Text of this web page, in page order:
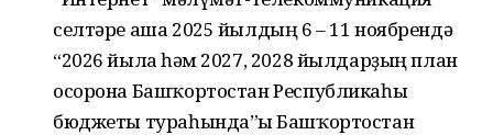
селтәре аша 2025 йылдың 6 – 11 ноябрендә
“2026 йылға һәм 2027, 2028 йылдарҙың план
осорона Башҡортостан Республикаһы
бюджеты тураһында”ғы Башҡортостан